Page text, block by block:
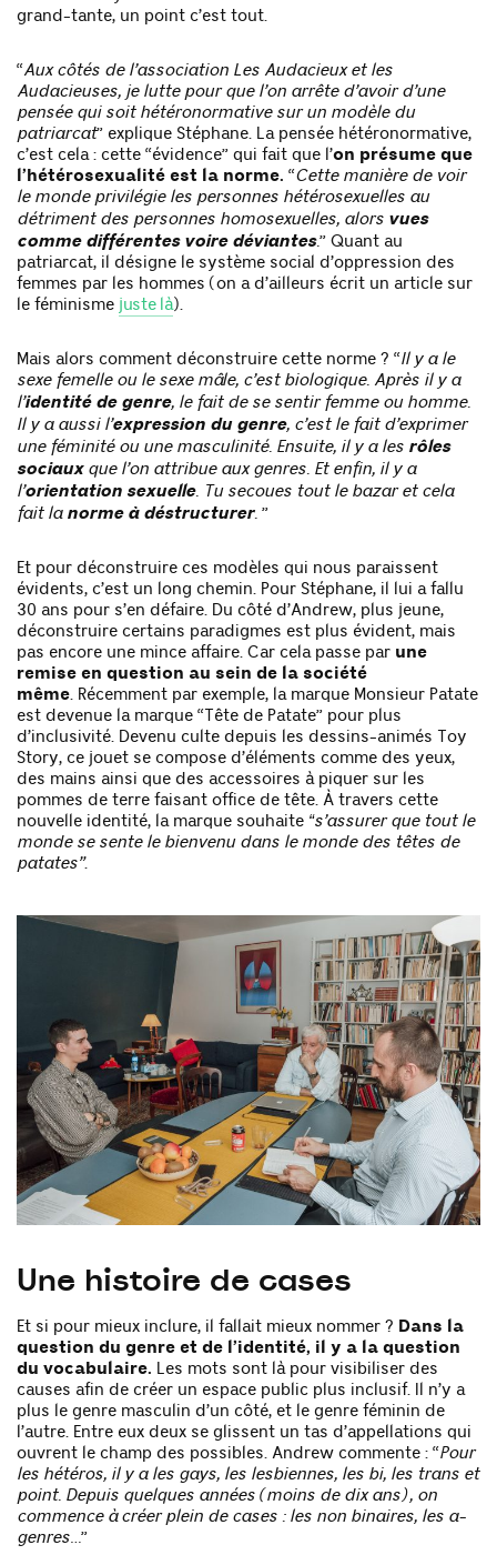
grand-tante, un point c’est tout.
“Aux côtés de l’association Les Audacieux et les
Audacieuses, je lutte pour que l’on arrête d’avoir d’une
pensée qui soit hétéronormative sur un modèle du
patriarcat” explique Stéphane. La pensée hétéronormative,
c’est cela : cette “évidence” qui fait que l’on présume que
l’hétérosexualité est la norme. “Cette manière de voir
le monde privilégie les personnes hétérosexuelles au
détriment des personnes homosexuelles, alors vues
comme différentes voire déviantes.” Quant au
patriarcat, il désigne le système social d’oppression des
femmes par les hommes (on a d’ailleurs écrit un article sur
le féminisme juste là).
Mais alors comment déconstruire cette norme ? “Il y a le
sexe femelle ou le sexe mâle, c’est biologique. Après il y a
l’identité de genre, le fait de se sentir femme ou homme.
Il y a aussi l’expression du genre, c’est le fait d’exprimer
une féminité ou une masculinité. Ensuite, il y a les rôles
sociaux que l’on attribue aux genres. Et enfin, il y a
l’orientation sexuelle. Tu secoues tout le bazar et cela
fait la norme à déstructurer. ”
Et pour déconstruire ces modèles qui nous paraissent
évidents, c’est un long chemin. Pour Stéphane, il lui a fallu
30 ans pour s’en défaire. Du côté d’Andrew, plus jeune,
déconstruire certains paradigmes est plus évident, mais
pas encore une mince affaire. Car cela passe par une
remise en question au sein de la société
même . Récemment par exemple, la marque Monsieur Patate
est devenue la marque “Tête de Patate” pour plus
d’inclusivité. Devenu culte depuis les dessins-animés Toy
Story, ce jouet se compose d’éléments comme des yeux,
des mains ainsi que des accessoires à piquer sur les
pommes de terre faisant office de tête. À travers cette
nouvelle identité, la marque souhaite “s’assurer que tout le
monde se sente le bienvenu dans le monde des têtes de
patates”.
Une histoire de cases
Et si pour mieux inclure, il fallait mieux nommer ? Dans la
question du genre et de l’identité, il y a la question
du vocabulaire. Les mots sont là pour visibiliser des
causes afin de créer un espace public plus inclusif. Il n’y a
plus le genre masculin d’un côté, et le genre féminin de
l’autre. Entre eux deux se glissent un tas d’appellations qui
ouvrent le champ des possibles. Andrew commente : “Pour
les hétéros, il y a les gays, les lesbiennes, les bi, les trans et
point. Depuis quelques années (moins de dix ans), on
commence à créer plein de cases : les non binaires, les a-
genres…”